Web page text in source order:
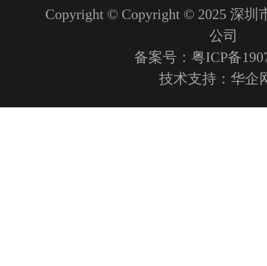
Copyright © Copyright © 2025 深圳
公司
备案号：粤ICP备
技术支持： 华企